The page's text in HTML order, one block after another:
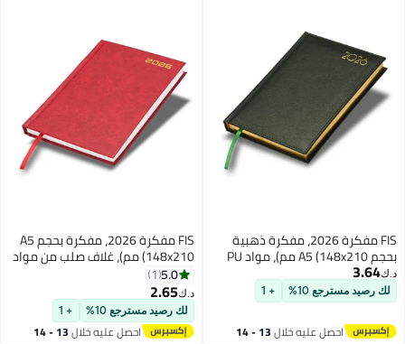
FIS مفكرة 2026، مفكرة ذهبية
بحجم A5 (148x210 مم)، مواد PU
إيطالية، غلاف مبطن ومخيط من
جانب واحد، حواف مطلية بالذهب،
جرام، لون أخضر - FSDI26EG26GR
د.ك‏3.64
لك رصيد مسترجع 10% + 1
احصل عليه خلال 13 - 14
FIS مفكرة 2026، مفكرة بحجم A5
(148x210 مم)، غلاف صلب من مواد
لون أحمر - FSDI21E26RE
5.0
1
د.ك‏2.65
لك رصيد مسترجع 10% + 1
احصل عليه خلال 13 - 14